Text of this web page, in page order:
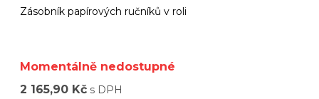
Zásobník papírových ručníků v roli
Momentálně nedostupné
2 165,90 Kč s DPH